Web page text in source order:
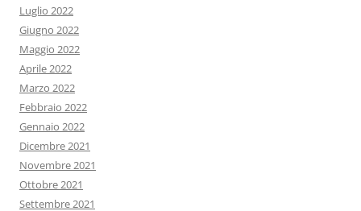
Luglio 2022
Giugno 2022
Maggio 2022
Aprile 2022
Marzo 2022
Febbraio 2022
Gennaio 2022
Dicembre 2021
Novembre 2021
Ottobre 2021
Settembre 2021